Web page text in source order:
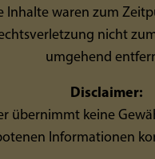
waren zum
nicht
umgehend
Disclaimer:
übernimmt keine
Informationen